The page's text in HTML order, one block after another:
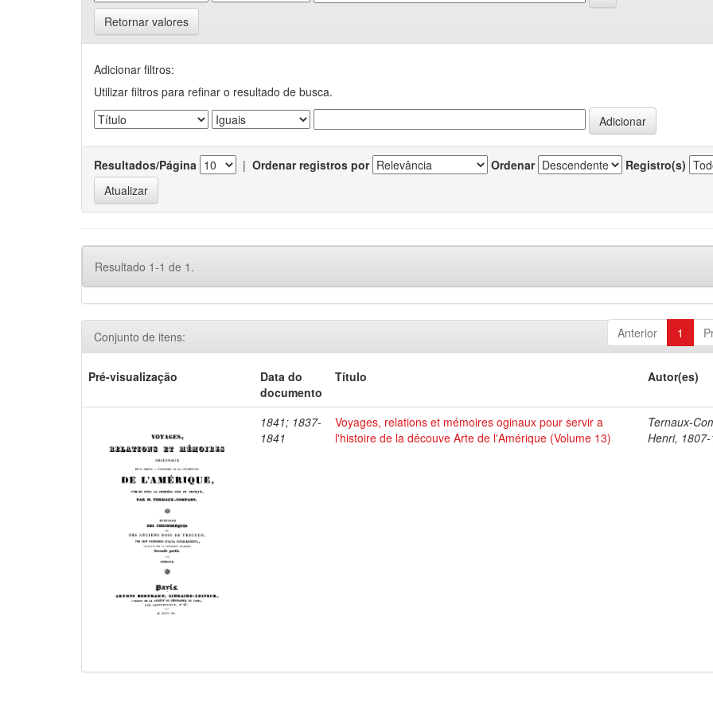
Retornar valores
Adicionar filtros:
Utilizar filtros para refinar o resultado de busca.
Resultados/Página | Ordenar registros por Ordenar Registro(s)
Resultado 1-1 de 1.
Anterior 1
Conjunto de itens:
Pré-visualização
Data do
documento
Título Autor(es)
1841; 1837-
1841
Voyages, relations et mémoires oginaux pour servir a
l'histoire de la découve Arte de l'Amérique (Volume 13)
Ternaux-
Henri,